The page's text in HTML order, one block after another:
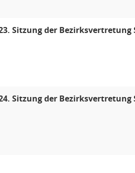
Sitzung der Bezirksvertretung
Sitzung der Bezirksvertretung